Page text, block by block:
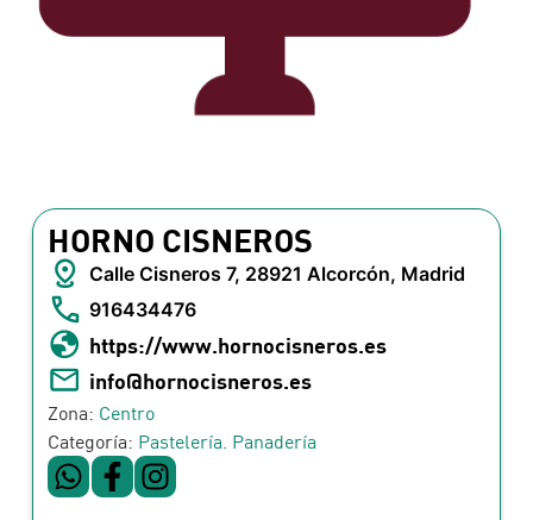
HORNO CISNEROS
Calle Cisneros 7, 28921 Alcorcón, Madrid
916434476
https://www.hornocisneros.es
info@hornocisneros.es
Zona: Centro
Categoría: Pastelería. Panadería